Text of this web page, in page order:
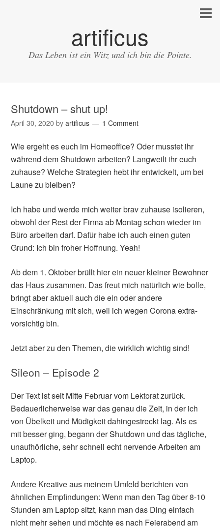
artificus
Das Leben ist ein Witz und ich bin die Pointe.
Shutdown – shut up!
April 30, 2020 byartificus 1 Comment
Wie ergeht es euch im Homeoffice? Oder musstet ihr
während dem Shutdown arbeiten? Langweilt ihr euch
zuhause? Welche Strategien hebt ihr entwickelt, um bei
Laune zu bleiben?
Ich habe und werde mich weiter brav zuhause isolieren,
obwohl der Rest der Firma ab Montag schon wieder im
Büro arbeiten darf. Dafür habe ich auch einen guten
Grund: Ich bin froher Hoffnung. Yeah!
Ab dem 1. Oktober brüllt hier ein neuer kleiner Bewohner
das Haus zusammen. Das freut mich natürlich wie bolle,
bringt aber aktuell auch die ein oder andere
Einschränkung mit sich, weil ich wegen Corona extra-
vorsichtig bin.
Jetzt aber zu den Themen, die wirklich wichtig sind!
Sileon – Episode 2
Der Text ist seit Mitte Februar vom Lektorat zurück.
Bedauerlicherweise war das genau die Zeit, in der ich
von Übelkeit und Müdigkeit dahingestreckt lag. Als es
mit besser ging, begann der Shutdown und das tägliche,
unaufhörliche, sehr schnell echt nervende Arbeiten am
Laptop.
Andere Kreative aus meinem Umfeld berichten von
ähnlichen Empfindungen: Wenn man den Tag über 8-10
Stunden am Laptop sitzt, kann man das Ding einfach
nicht mehr sehen und möchte es nach Feierabend am